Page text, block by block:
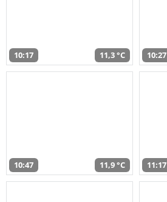
10:17 11,3 °C 10:27
10:47 11,9 °C 11:17